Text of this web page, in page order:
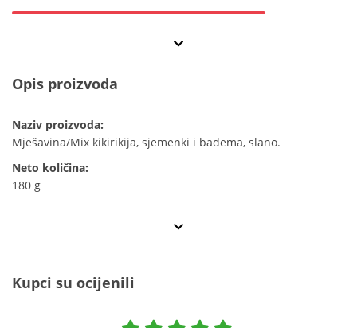
Opis proizvoda
Naziv proizvoda:
Mješavina/Mix kikirikija, sjemenki i badema, slano.
Neto količina:
180 g
Kupci su ocijenili